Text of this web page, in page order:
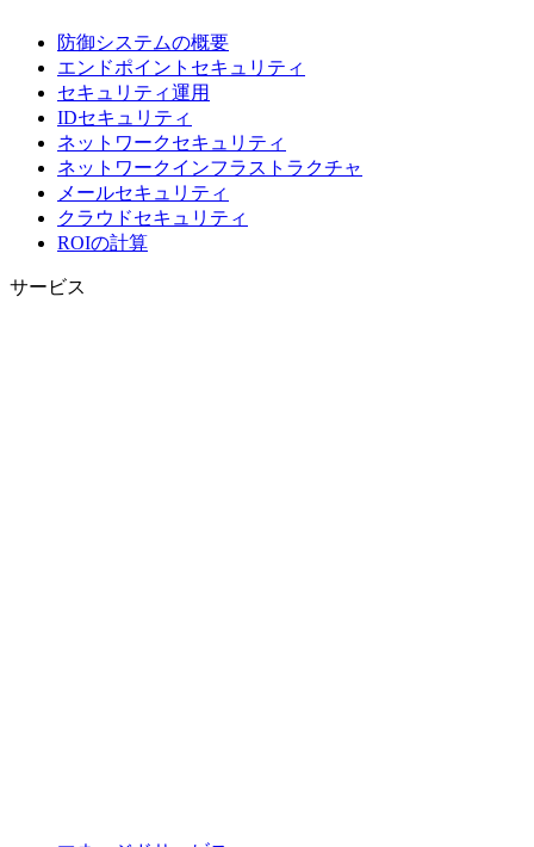
防御システムの概要
エンドポイントセキュリティ
セキュリティ運用
IDセキュリティ
ネットワークセキュリティ
ネットワークインフラストラクチャ
メールセキュリティ
クラウドセキュリティ
ROIの計算
サービス